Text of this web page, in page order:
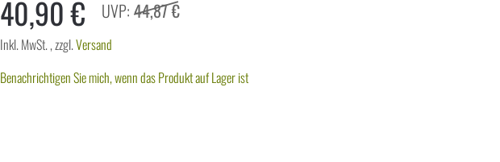
40,90 € 44,87 €
Inkl. MwSt.,zzgl.Versand
Benachrichtigen Sie mich, wenn das Produkt auf Lager ist